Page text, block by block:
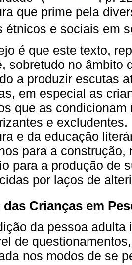
que prime pela
étnicos e sociais em
é que este texto,
sobretudo no âmbito
a produzir escutas
em especial as
que as
e
e da educação
para a construção,
para a produção de
por laços de
das Crianças em
da pessoa
de
nos modos de se